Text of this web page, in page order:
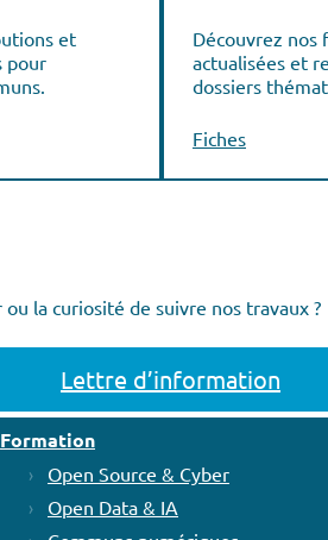
et
pour
Découvrez
actualisées et
dossiers
Fiches
ou la curiosité de suivre nos travaux ?
Lettre d’information
Formation
Open Source & Cyber
Open Data & IA